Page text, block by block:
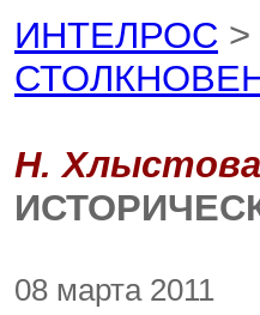
ИНТЕЛРОС
Н. Хлыстова
08 марта 2011